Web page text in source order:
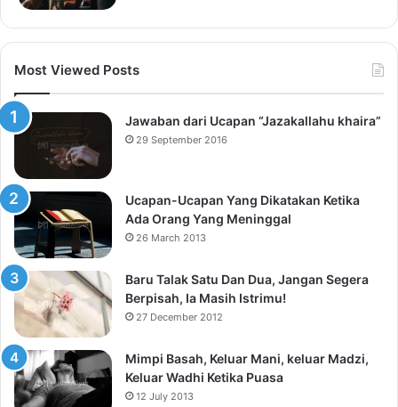
Most Viewed Posts
Jawaban dari Ucapan “Jazakallahu khaira”
29 September 2016
Ucapan-Ucapan Yang Dikatakan Ketika
Ada Orang Yang Meninggal
26 March 2013
Baru Talak Satu Dan Dua, Jangan Segera
Berpisah, Ia Masih Istrimu!
27 December 2012
Mimpi Basah, Keluar Mani, keluar Madzi,
Keluar Wadhi Ketika Puasa
12 July 2013